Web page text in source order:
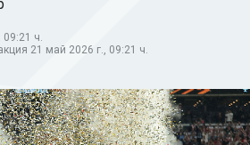
09:21 ч.
21 май 2026 г., 09:21 ч.